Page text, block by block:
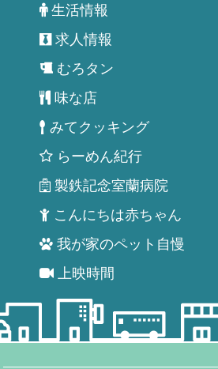
生活情報
求人情報
むろタン
味な店
みてクッキング
らーめん紀行
製鉄記念室蘭病院
こんにちは赤ちゃん
我が家のペット自慢
上映時間